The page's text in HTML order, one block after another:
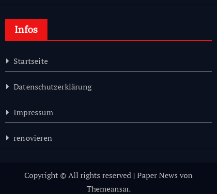
Infos
Startseite
Datenschutzerklärung
Impressum
renovieren
Copyright © All rights reserved | Paper News von
Themeansar.